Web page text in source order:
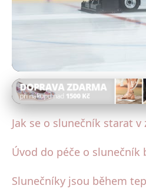
Deštníky a jejich praktické využití
Jak správně
Jak se o slunečník starat
Úvod do péče o slunečník
Slunečníky jsou během